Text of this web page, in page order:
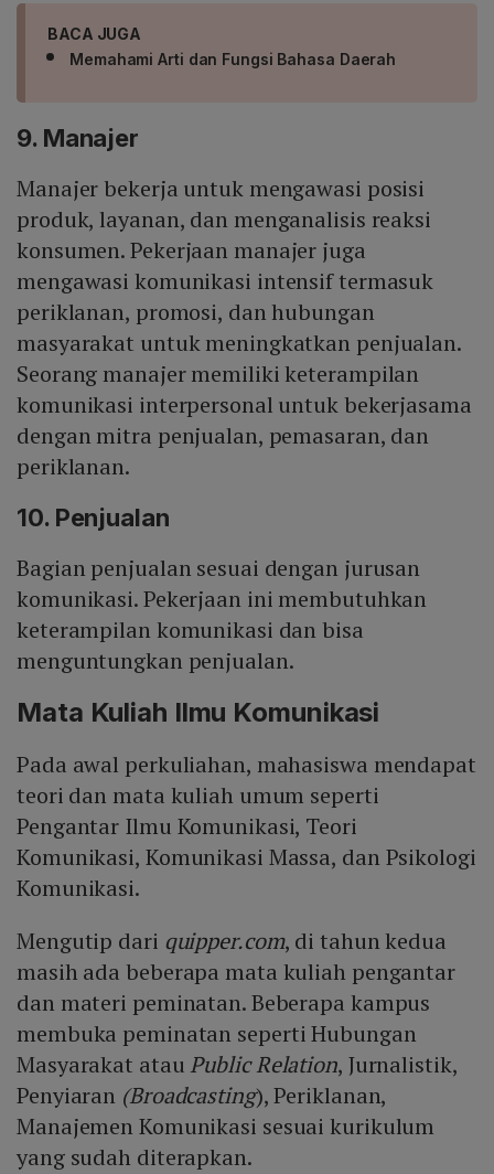
BACA JUGA
Memahami Arti dan Fungsi Bahasa Daerah
9. Manajer
Manajer bekerja untuk mengawasi posisi
produk, layanan, dan menganalisis reaksi
konsumen. Pekerjaan manajer juga
mengawasi komunikasi intensif termasuk
periklanan, promosi, dan hubungan
masyarakat untuk meningkatkan penjualan.
Seorang manajer memiliki keterampilan
komunikasi interpersonal untuk bekerjasama
dengan mitra penjualan, pemasaran, dan
periklanan.
10. Penjualan
Bagian penjualan sesuai dengan jurusan
komunikasi. Pekerjaan ini membutuhkan
keterampilan komunikasi dan bisa
menguntungkan penjualan.
Mata Kuliah Ilmu Komunikasi
Pada awal perkuliahan, mahasiswa mendapat
teori dan mata kuliah umum seperti
Pengantar Ilmu Komunikasi, Teori
Komunikasi, Komunikasi Massa, dan Psikologi
Komunikasi.
Mengutip dari quipper.com, di tahun kedua
masih ada beberapa mata kuliah pengantar
dan materi peminatan. Beberapa kampus
membuka peminatan seperti Hubungan
Masyarakat atau Public Relation, Jurnalistik,
Penyiaran (Broadcasting), Periklanan,
Manajemen Komunikasi sesuai kurikulum
yang sudah diterapkan.